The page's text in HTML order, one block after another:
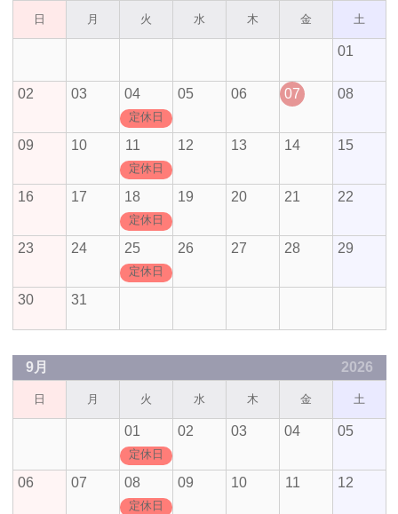
日 月 火 水 木 金 土
01
02 03 04
定休日
05 06 07 08
09 10 11
定休日
12 13 14 15
16 17 18
定休日
19 20 21 22
23 24 25
定休日
26 27 28 29
30 31
9月 2026
日 月 火 水 木 金 土
01
定休日
02 03 04 05
06 07 08
定休日
09 10 11 12